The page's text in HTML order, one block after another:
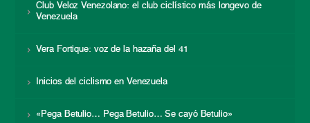
Club Veloz Venezolano: el club ciclístico más longevo de
Venezuela
Vera Fortique: voz de la hazaña del 41
Inicios del ciclismo en Venezuela
«Pega Betulio… Pega Betulio… Se cayó Betulio»